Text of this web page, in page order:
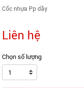
Cốc nhựa Pp dầy
Liên hệ
Chọn số lượng
1